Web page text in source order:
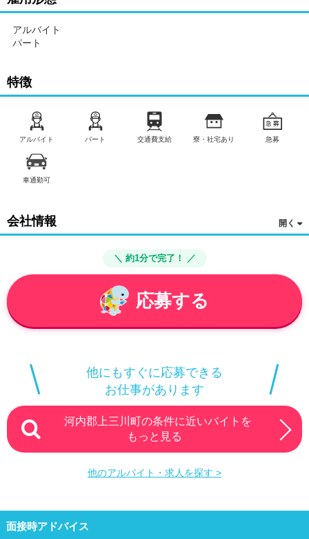
アルバイト
パート
特徴
アルバイト パート 交通費支給 寮・社宅あり 急募
車通勤可
会社情報
＼ 約1分で完了！ ／
応募する
他にもすぐに応募できる
お仕事があります
河内郡上三川町の条件に近いバイトを
もっと見る
他のアルバイト・求人を探す >
面接時アドバイス